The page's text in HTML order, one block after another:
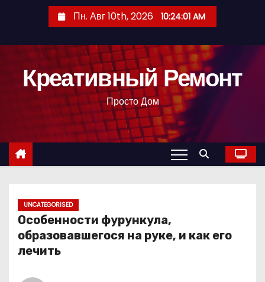
с
Пн. Авг 10th, 2026 10:24:02 AM
Креативный Ремонт
Просто Дом
UNCATEGORISED
Особенности фурункула,
образовавшегося на руке, и как его
лечить